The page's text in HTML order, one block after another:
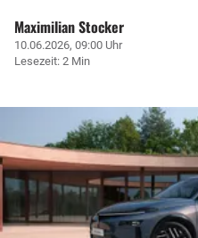
Maximilian Stocker
10.06.2026, 09:00 Uhr
Lesezeit: 2 Min